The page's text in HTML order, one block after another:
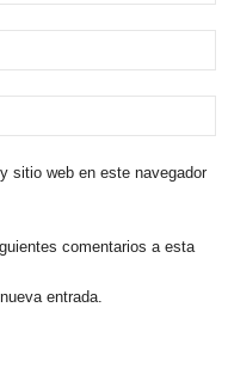
sitio web en este navegador
comentarios a esta
entrada.